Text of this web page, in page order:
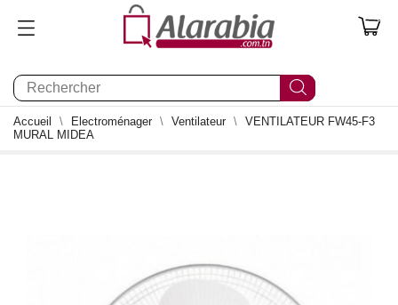
0
Accueil Electroménager Ventilateur
VENTILATEUR FW45-F3
MURAL MIDEA